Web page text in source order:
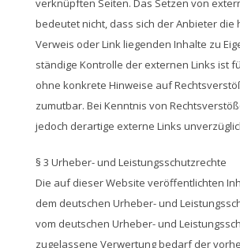
verknüpften Seiten. Das Setzen von
bedeutet nicht, dass sich der Anbieter die
Verweis oder Link liegenden Inhalte zu
ständige Kontrolle der externen Links ist
ohne konkrete Hinweise auf
zumutbar. Bei Kenntnis von
jedoch derartige externe Links
§ 3 Urheber- und Leistungsschutzrechte
Die auf dieser Website veröffentlichten
dem deutschen Urheber- und
vom deutschen Urheber- und
zugelassene Verwertung bedarf der